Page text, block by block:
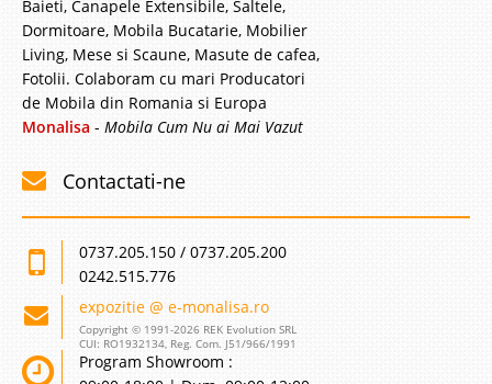
Baieti, Canapele Extensibile, Saltele,
Dormitoare, Mobila Bucatarie, Mobilier
Living, Mese si Scaune, Masute de cafea,
Fotolii. Colaboram cu mari Producatori
de Mobila din Romania si Europa
Monalisa - Mobila Cum Nu ai Mai Vazut
Contactati-ne
0737.205.150 / 0737.205.200
0242.515.776
expozitie @ e-monalisa.ro
Copyright © 1991-2026 REK Evolution SRL
CUI: RO1932134, Reg. Com. J51/966/1991
Program Showroom :